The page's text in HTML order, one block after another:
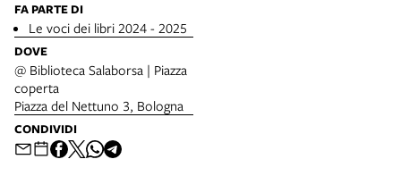
FA PARTE DI
Le voci dei libri 2024 - 2025
DOVE
@ Biblioteca Salaborsa | Piazza
coperta
Piazza del Nettuno 3, Bologna
CONDIVIDI